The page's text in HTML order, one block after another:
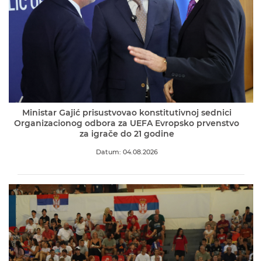
Ministar Gajić prisustvovao konstitutivnoj sednici
Organizacionog odbora za UEFA Evropsko prvenstvo
za igrače do 21 godine
Datum: 04.08.2026